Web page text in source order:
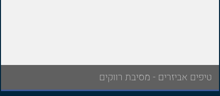
טיפים אביזרים - מסיבת רווקים